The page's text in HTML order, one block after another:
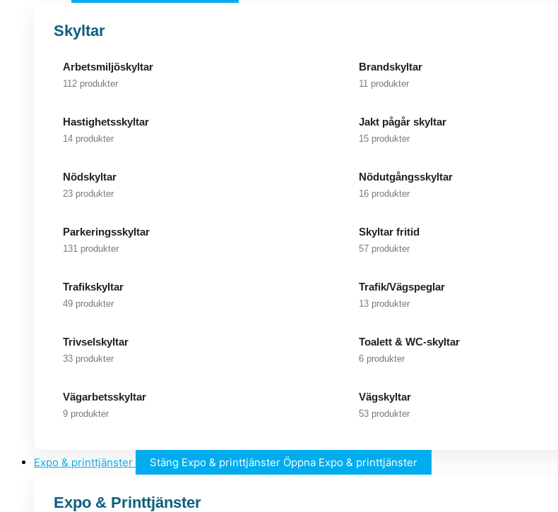
Skyltar
Arbetsmiljöskyltar
112 produkter
Brandskyltar
11 produkter
Hastighetsskyltar
14 produkter
Jakt pågår skyltar
15 produkter
Nödskyltar
23 produkter
Nödutgångsskyltar
16 produkter
Parkeringsskyltar
131 produkter
Skyltar fritid
57 produkter
Trafikskyltar
49 produkter
Trafik/Vägspeglar
13 produkter
Trivselskyltar
33 produkter
Toalett & WC-skyltar
6 produkter
Vägarbetsskyltar
9 produkter
Vägskyltar
53 produkter
Expo & printtjänster Stäng Expo & printtjänster Öppna Expo & printtjänster
Expo & Printtjänster